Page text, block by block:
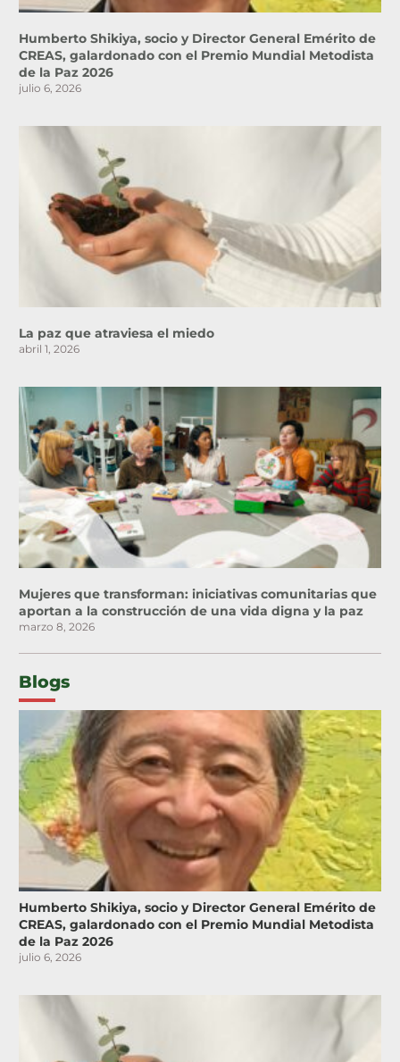
Humberto Shikiya, socio y Director General Emérito de
CREAS, galardonado con el Premio Mundial Metodista
de la Paz 2026
julio 6, 2026
La paz que atraviesa el miedo
abril 1, 2026
Mujeres que transforman: iniciativas comunitarias que
aportan a la construcción de una vida digna y la paz
marzo 8, 2026
Blogs
Humberto Shikiya, socio y Director General Emérito de
CREAS, galardonado con el Premio Mundial Metodista
de la Paz 2026
julio 6, 2026